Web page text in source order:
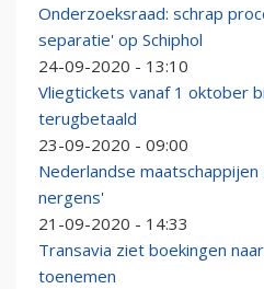
Onderzoeksraad: schrap
separatie' op Schiphol
24-09-2020 - 13:10
Vliegtickets vanaf 1 oktober
terugbetaald
23-09-2020 - 09:00
Nederlandse
nergens'
21-09-2020 - 14:33
Transavia ziet boekingen
toenemen